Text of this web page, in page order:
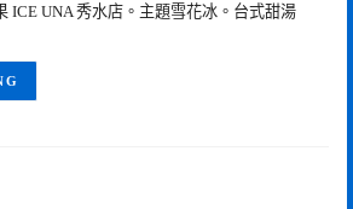
ICE UNA 秀水店。主題雪花冰。台式甜湯